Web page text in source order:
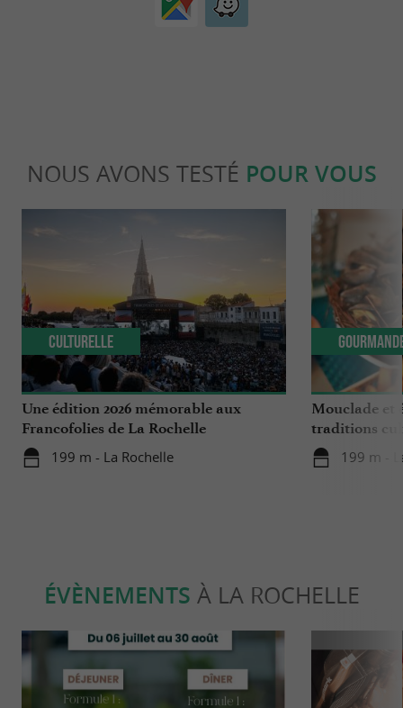
NOUS AVONS TESTÉ POUR VOUS
Une édition 2026 mémorable aux
Francofolies de La Rochelle
199 m - La Rochelle
Culturelle
Mouclade et
traditions
en
199 m -
ÉVÈNEMENTS À LA ROCHELLE